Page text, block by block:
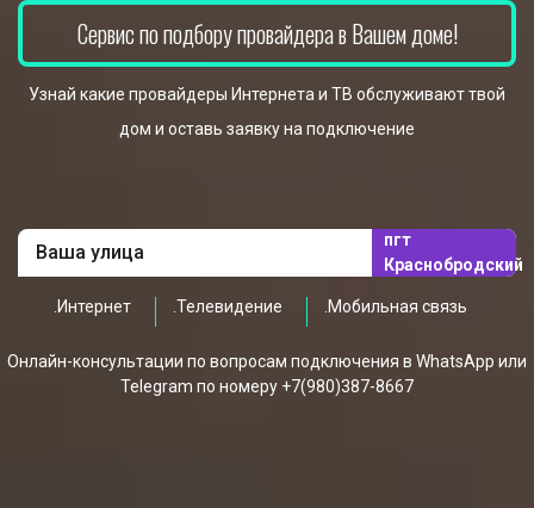
Сервис по подбору провайдера в Вашем доме!
Узнай какие провайдеры Интернета и ТВ обслуживают твой
дом и оставь заявку на подключение
пгт
Краснобродский
.Интернет .Телевидение .Мобильная связь
Онлайн-консультации по вопросам подключения в WhatsApp или
Telegram по номеру +7(980)387-8667